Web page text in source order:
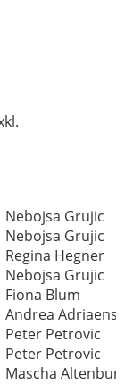
Nebojsa Grujic
Nebojsa Grujic
Regina Hegner
Nebojsa Grujic
Fiona Blum
Andrea
Peter Petrovic
Peter Petrovic
Mascha